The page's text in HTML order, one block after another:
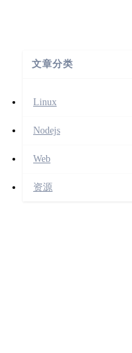
文章分类
Linux
Nodejs
Web
资源